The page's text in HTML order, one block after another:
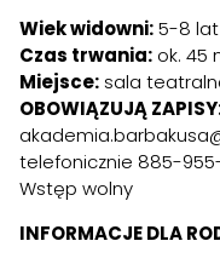
Wiek widowni:5-8 lat
Czas trwania: ok. 45
Miejsce: sala
OBOWIĄZUJĄ
telefonicznie 885-
Wstęp wolny
INFORMACJE DLA